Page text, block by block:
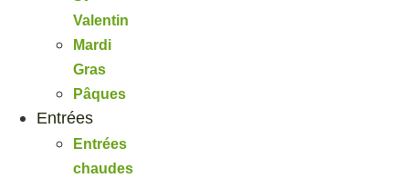
Valentin
Mardi
Gras
Pâques
Entrées
Entrées
chaudes